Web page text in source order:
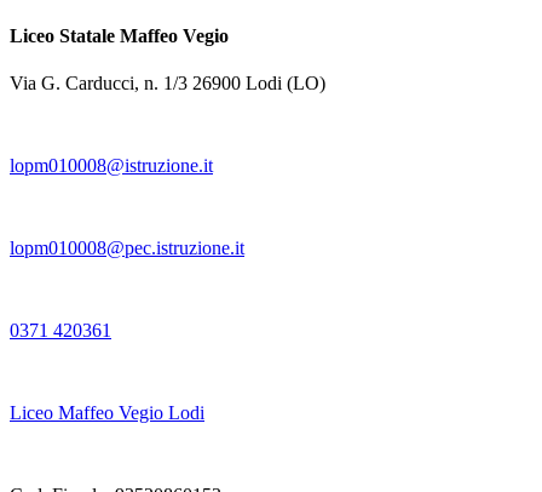
Liceo Statale Maffeo Vegio
Via G. Carducci, n. 1/3 26900 Lodi (LO)
lopm010008@istruzione.it
lopm010008@pec.istruzione.it
0371 420361
Liceo Maffeo Vegio Lodi